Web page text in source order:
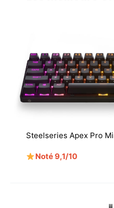
Steelseries Apex Pro
Noté 9,1/10